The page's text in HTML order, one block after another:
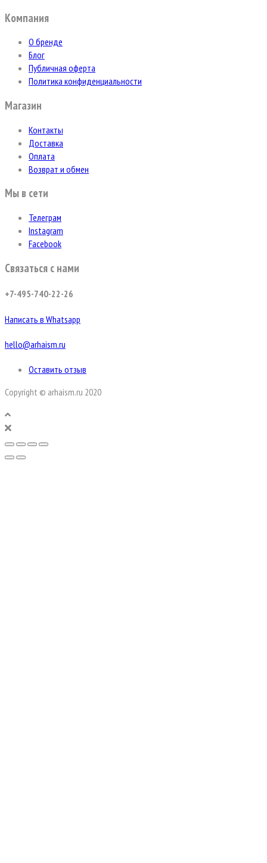
Компания
О бренде
Блог
Публичная оферта
Политика конфиденциальности
Магазин
Контакты
Доставка
Оплата
Возврат и обмен
Мы в сети
Телеграм
Instagram
Facebook
Связаться с нами
+7-495-740-22-26
Написать в Whatsapp
hello@arhaism.ru
Оставить отзыв
Copyright © arhaism.ru 2020